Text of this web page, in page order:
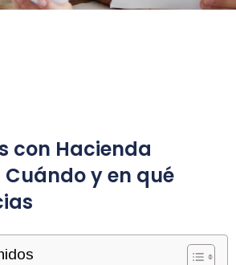
con Hacienda
y en qué